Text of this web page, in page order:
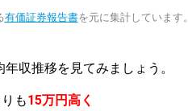
有価証券報告書を元に集計しています。
収推移を見てみましょう。
も15万円高く